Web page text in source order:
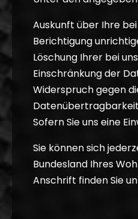
Auskunft über Ihre
Berichtigung
Löschung Ihrer bei
Einschränkung der
Widerspruch gegen
Sofern Sie uns eine
Sie können sich
Bundesland Ihres
Anschrift finden Sie